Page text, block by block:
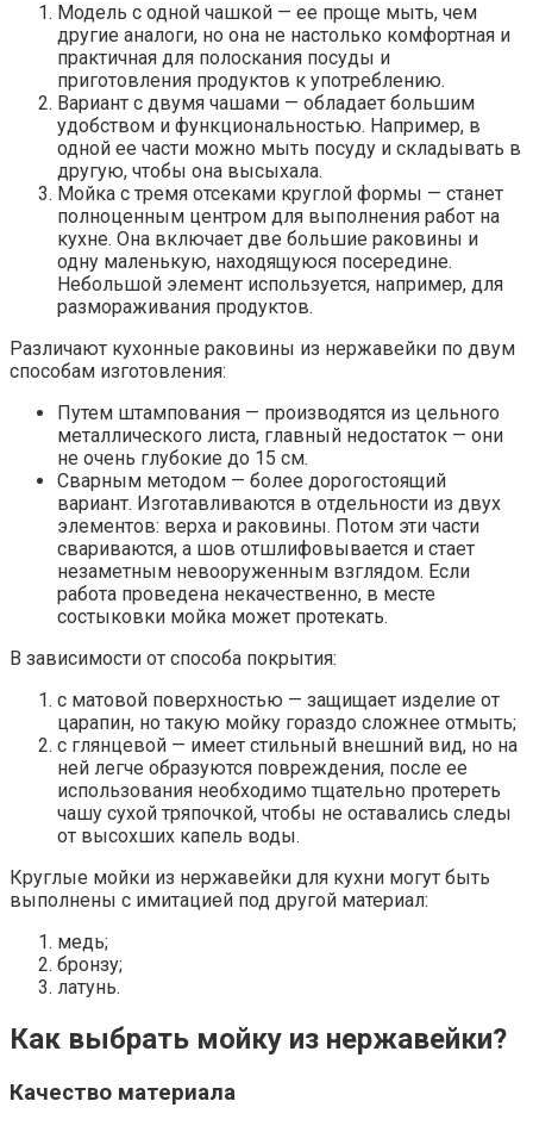
Модель с одной чашкой — ее проще мыть, чем
другие аналоги, но она не настолько комфортная и
практичная для полоскания посуды и
приготовления продуктов к употреблению.
Вариант с двумя чашами — обладает большим
удобством и функциональностью. Например, в
одной ее части можно мыть посуду и складывать в
другую, чтобы она высыхала.
Мойка с тремя отсеками круглой формы — станет
полноценным центром для выполнения работ на
кухне. Она включает две большие раковины и
одну маленькую, находящуюся посередине.
Небольшой элемент используется, например, для
размораживания продуктов.
Различают кухонные раковины из нержавейки по двум
способам изготовления:
Путем штампования — производятся из цельного
металлического листа, главный недостаток — они
не очень глубокие до 15 см.
Сварным методом — более дорогостоящий
вариант. Изготавливаются в отдельности из двух
элементов: верха и раковины. Потом эти части
свариваются, а шов отшлифовывается и стает
незаметным невооруженным взглядом. Если
работа проведена некачественно, в месте
состыковки мойка может протекать.
В зависимости от способа покрытия:
с матовой поверхностью — защищает изделие от
царапин, но такую мойку гораздо сложнее отмыть;
с глянцевой — имеет стильный внешний вид, но на
ней легче образуются повреждения, после ее
использования необходимо тщательно протереть
чашу сухой тряпочкой, чтобы не оставались следы
от высохших капель воды.
Круглые мойки из нержавейки для кухни могут быть
выполнены с имитацией под другой материал:
медь;
бронзу;
латунь.
Как выбрать мойку из нержавейки?
Качество материала